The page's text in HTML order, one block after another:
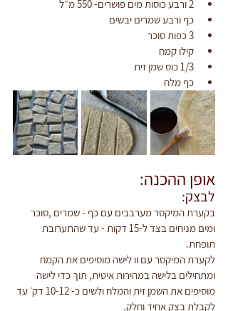
2 ורבע כוסות מים פושרים- 550 מ״ל
כף ורבע שמרים יבשים
3 כפות סוכר
קילו קמח
1/3 כוס שמן זית
כף מלח
אופן ההכנה:
לבצק:
בקערת המיקסר מערבבים עם כף - שמרים ,סוכר
ומים מניחים בצד ל-15 דקות - עד שהתערובת
תופחת.
לקערת המיקסר עם וו לישה מוסיפים את הקמח
ומתחילים בלישה במהירות איטית, תוך כדי לישה
מוסיפים את השמן זית והמלח ולשים כ- 10-12 דק׳ עד
לקבלת בצק אחיד וחלק.